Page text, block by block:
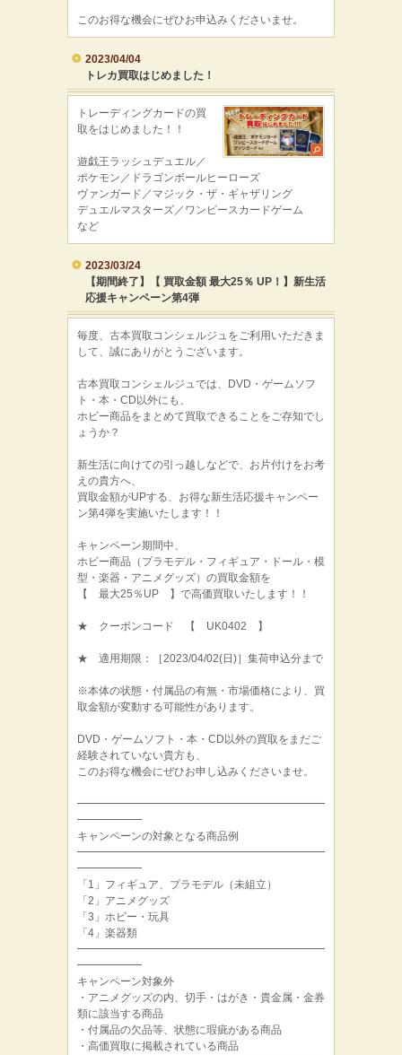
このお得な機会にぜひお申込みくださいませ。
2023/04/04
トレカ買取はじめました！
トレーディングカードの買
取をはじめました！！
遊戯王ラッシュデュエル／
ポケモン／ドラゴンボールヒーローズ
ヴァンガード／マジック・ザ・ギャザリング
デュエルマスターズ／ワンピースカードゲーム
など
2023/03/24
【期間終了】【 買取金額 最大25％ UP！】新生活
応援キャンペーン第4弾
毎度、古本買取コンシェルジュをご利用いただきま
して、誠にありがとうございます。
古本買取コンシェルジュでは、DVD・ゲームソフ
ト・本・CD以外にも、
ホビー商品をまとめて買取できることをご存知でし
ょうか？
新生活に向けての引っ越しなどで、お片付けをお考
えの貴方へ、
買取金額がUPする、お得な新生活応援キャンペー
ン第4弾を実施いたします！！
キャンペーン期間中、
ホビー商品（プラモデル・フィギュア・ドール・模
型・楽器・アニメグッズ）の買取金額を
【 最大25％UP 】で高価買取いたします！！
★ クーポンコード 【 UK0402 】
★ 適用期限：［2023/04/02(日)］集荷申込分まで
※本体の状態・付属品の有無・市場価格により、買
取金額が変動する可能性があります。
DVD・ゲームソフト・本・CD以外の買取をまだご
経験されていない貴方も、
このお得な機会にぜひお申し込みくださいませ。
━━━━━━━━━━━━━━━━━━━━━━━
━━━━━━
キャンペーンの対象となる商品例
━━━━━━━━━━━━━━━━━━━━━━━
━━━━━━
「1」フィギュア、プラモデル（未組立）
「2」アニメグッズ
「3」ホビー・玩具
「4」楽器類
━━━━━━━━━━━━━━━━━━━━━━━
━━━━━━
キャンペーン対象外
・アニメグッズの内、切手・はがき・貴金属・金券
類に該当する商品
・付属品の欠品等、状態に瑕疵がある商品
・高価買取に掲載されている商品